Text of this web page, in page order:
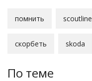
помнить scoutline
скорбеть skoda
По теме